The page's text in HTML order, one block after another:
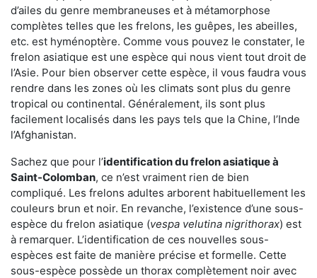
d’ailes du genre membraneuses et à métamorphose
complètes telles que les frelons, les guêpes, les abeilles,
etc. est hyménoptère. Comme vous pouvez le constater, le
frelon asiatique est une espèce qui nous vient tout droit de
l’Asie. Pour bien observer cette espèce, il vous faudra vous
rendre dans les zones où les climats sont plus du genre
tropical ou continental. Généralement, ils sont plus
facilement localisés dans les pays tels que la Chine, l’Inde
l’Afghanistan.
Sachez que pour l’identification du frelon asiatiqueà
Saint-Colomban, ce n’est vraiment rien de bien
compliqué. Les frelons adultes arborent habituellement les
couleurs brun et noir. En revanche, l’existence d’une sous-
espèce du frelon asiatique (vespa velutina nigrithorax) est
à remarquer. L’identification de ces nouvelles sous-
espèces est faite de manière précise et formelle. Cette
sous-espèce possède un thorax complètement noir avec